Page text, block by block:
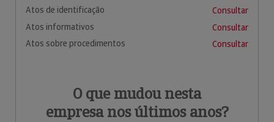
Atos de identificação
Consultar
Atos informativos
Consultar
Atos sobre procedimentos
Consultar
O que mudou nesta
empresa nos últimos anos?